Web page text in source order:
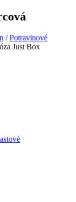
/Potravinové
Just Box